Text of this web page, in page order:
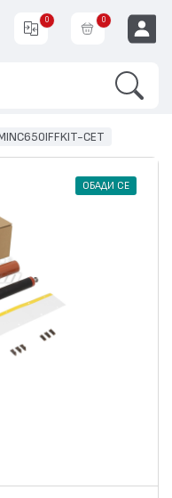
0 0
CET
ОБАДИ СЕ